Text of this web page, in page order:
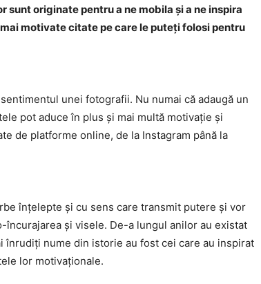
originate pentru a ne mobila și a ne inspira
motivate citate pe care le puteți folosi pentru
unei fotografii. Nu numai că adaugă un
pot aduce în plus și mai multă motivație și
de platforme online, de la Instagram până la
înțelepte și cu sens care transmit putere și vor
și visele. De-a lungul anilor au existat
nume din istorie au fost cei care au inspirat
lor motivaționale.